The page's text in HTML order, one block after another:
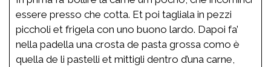
essere presso che cotta. Et poi tagliala in pezzi
piccholi et frigela con uno buono lardo. Dapoi fa’
nella padella una crosta de pasta grossa como è
quella de li pastelli et mittigli dentro d’una carne,